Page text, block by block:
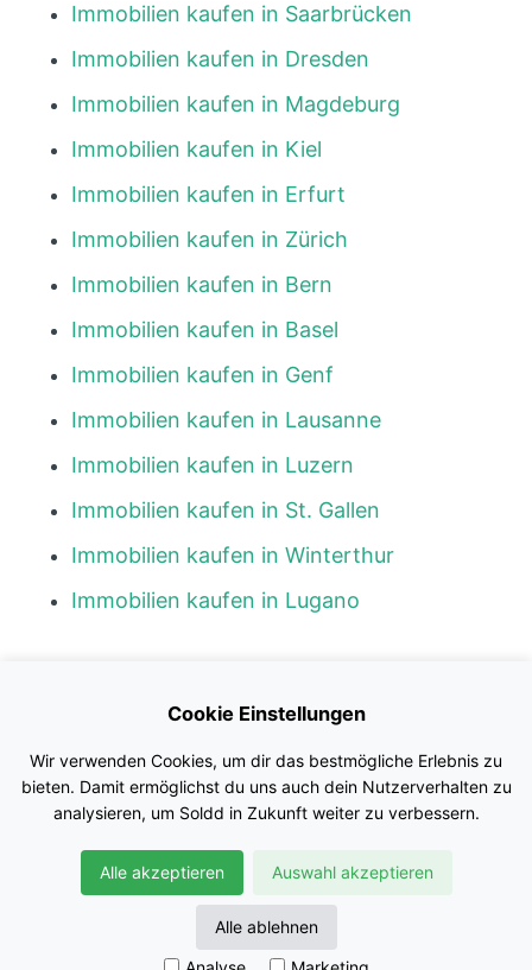
Immobilien kaufen in Saarbrücken
Immobilien kaufen in Dresden
Immobilien kaufen in Magdeburg
Immobilien kaufen in Kiel
Immobilien kaufen in Erfurt
Immobilien kaufen in Zürich
Immobilien kaufen in Bern
Immobilien kaufen in Basel
Immobilien kaufen in Genf
Immobilien kaufen in Lausanne
Immobilien kaufen in Luzern
Immobilien kaufen in St. Gallen
Immobilien kaufen in Winterthur
Immobilien kaufen in Lugano
Impressum
Nutzungsbedingungen
Datenschutz
© Soldd GmbH
Cookie Einstellungen
Wir verwenden Cookies, um dir das bestmögliche Erlebnis zu
bieten. Damit ermöglichst du uns auch dein Nutzerverhalten zu
analysieren, um Soldd in Zukunft weiter zu verbessern.
Alle akzeptieren Auswahl akzeptieren
Alle ablehnen